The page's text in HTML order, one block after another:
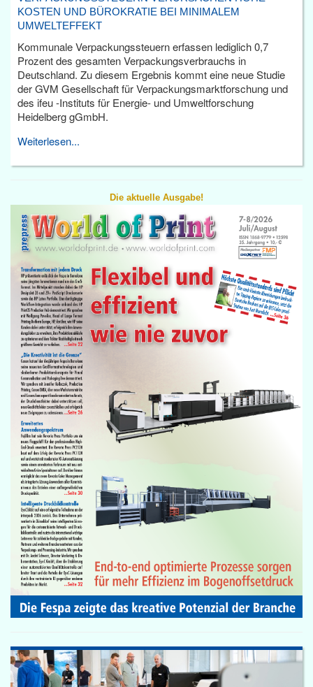
KOSTEN UND BÜROKRATIE BEI MINIMALEM
UMWELTEFFEKT
Kommunale Verpackungssteuern erfassen lediglich 0,7
Prozent des gesamten Verpackungsverbrauchs in
Deutschland. Zu diesem Ergebnis kommt eine neue Studie
der GVM Gesellschaft für Verpackungsmarktforschung und
des ifeu -Instituts für Energie- und Umweltforschung
Heidelberg gGmbH.
Weiterlesen...
Die aktuelle Ausgabe!